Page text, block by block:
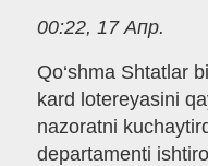
00:22, 17 Апр.
Qo‘shma Shtatlar
kard lotereyasini
nazoratni
departamenti